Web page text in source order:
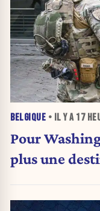
BELGIQUE • IL Y A 17
Pour
plus une